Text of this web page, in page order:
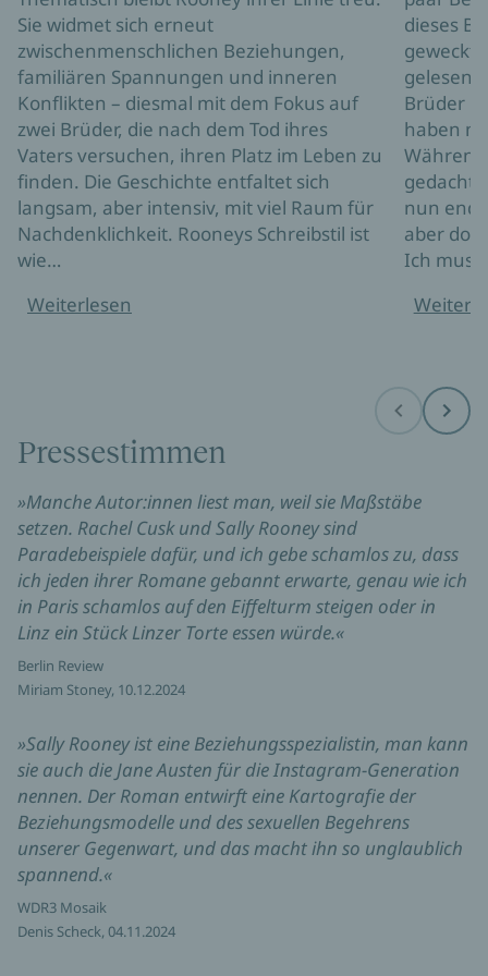
angehaltenen Atemzugs, der sich schließlich zu
einer Auflösung von außergewöhnlicher
emotionaler Wucht öffnet.
Sie widmet sich erneut
zwischenmenschlichen Beziehungen,
familiären Spannungen und inneren
Konflikten – diesmal mit dem Fokus auf
zwei Brüder, die nach dem Tod ihres
Vaters versuchen, ihren Platz im Leben zu
finden. Die Geschichte entfaltet sich
langsam, aber intensiv, mit viel Raum für
Nachdenklichkeit. Rooneys Schreibstil ist
wie…
Weiterlesen
dieses
geweckt
gelesen
Brüder
haben
gedacht:
nun
aber
Ich
Before Next
Pressestimmen
»Manche Autor:innen liest man, weil sie Maßstäbe
setzen. Rachel Cusk und Sally Rooney sind
Paradebeispiele dafür, und ich gebe schamlos zu, dass
ich jeden ihrer Romane gebannt erwarte, genau wie ich
in Paris schamlos auf den Eiffelturm steigen oder in
Linz ein Stück Linzer Torte essen würde.«
Berlin Review
Miriam Stoney, 10.12.2024
»Sally Rooney ist eine Beziehungsspezialistin, man kann
sie auch die Jane Austen für die Instagram-Generation
nennen. Der Roman entwirft eine Kartografie der
Beziehungsmodelle und des sexuellen Begehrens
unserer Gegenwart, und das macht ihn so unglaublich
spannend.«
WDR3 Mosaik
Denis Scheck, 04.11.2024